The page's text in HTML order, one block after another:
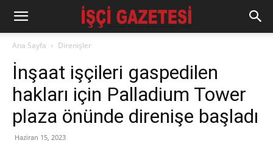
Ana Sayfa Direnişler
İnşaat işçileri gaspedilen
hakları için Palladium Tower
plaza önünde direnişe başladı
Haziran 15, 2023